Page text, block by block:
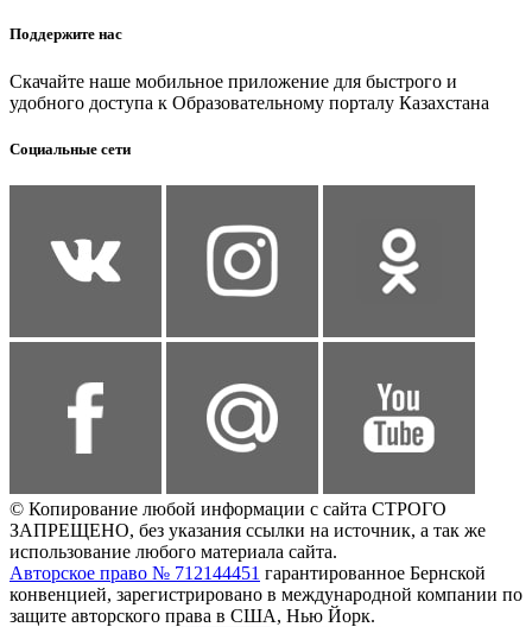
Поддержите нас
Скачайте наше мобильное приложение для быстрого и
удобного доступа к Образовательному порталу Казахстана
Социальные сети
© Копирование любой информации с сайта СТРОГО
ЗАПРЕЩЕНО, без указания ссылки на источник, а так же
использование любого материала сайта.
Авторское право № 712144451 гарантированное Бернской
конвенцией, зарегистрировано в международной компании по
защите авторского права в США, Нью Йорк.